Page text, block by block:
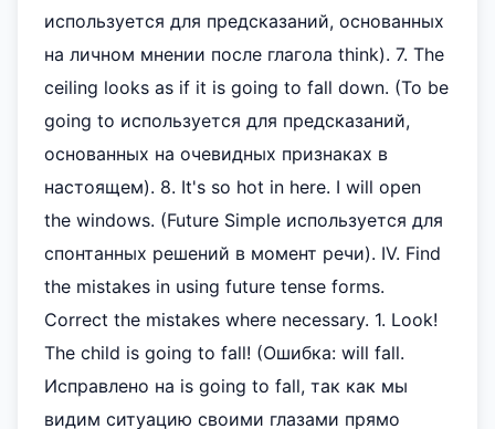
используется для предсказаний, основанных
на личном мнении после глагола think). 7. The
ceiling looks as if it is going to fall down. (To be
going to используется для предсказаний,
основанных на очевидных признаках в
настоящем). 8. It's so hot in here. I will open
the windows. (Future Simple используется для
спонтанных решений в момент речи). IV. Find
the mistakes in using future tense forms.
Correct the mistakes where necessary. 1. Look!
The child is going to fall! (Ошибка: will fall.
Исправлено на is going to fall, так как мы
видим ситуацию своими глазами прямо